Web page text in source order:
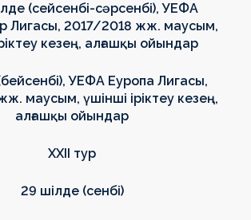
(сейсенбі-сәрсенбі), УЕФА
Лигасы, 2017/2018 жж. маусым,
кезең, алғашқы ойындар
УЕФА Еуропа Лигасы,
маусым, үшінші іріктеу кезең,
алғашқы ойындар
ХХII тур
29 шілде (сенбі)